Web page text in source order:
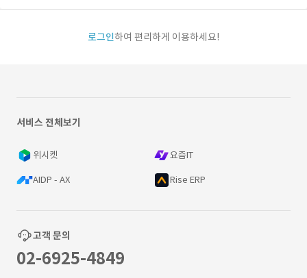
로그인하여 편리하게 이용하세요!
서비스 전체보기
위시켓 요즘IT
AIDP - AX Rise ERP
고객 문의
02-6925-4849